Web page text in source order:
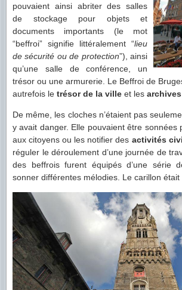
pouvaient ainsi abriter des salles
de stockage pour objets et
documents importants (le mot
“beffroi” signifie littéralement “lieu
de sécurité ou de protection”), ainsi
qu’une salle de conférence, un
trésor ou une armurerie. Le Beffroi de
autrefois le trésor de la ville et les
De même, les cloches n’étaient pas
y avait danger. Elle pouvaient être sonnées
aux citoyens ou les notifier des activités
réguler le déroulement d’une journée de
des beffrois furent équipés d’une série
sonner différentes mélodies. Le carillon était